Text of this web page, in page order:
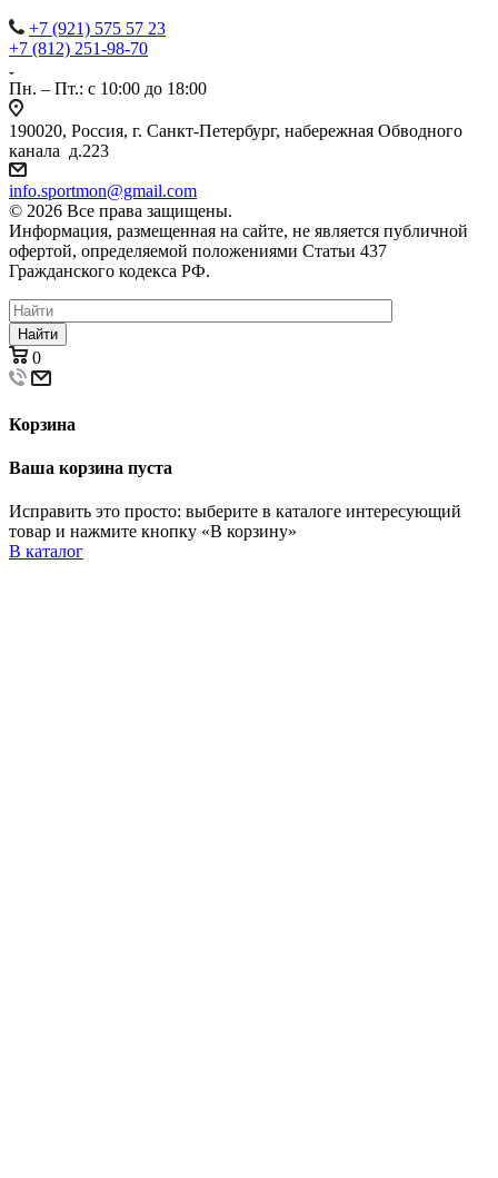
+7 (921) 575 57 23
+7 (812) 251-98-70
Пн. – Пт.: с 10:00 до 18:00
190020, Россия, г. Санкт-Петербург, набережная Обводного
канала д.223
info.sportmon@gmail.com
© 2026 Все права защищены.
Информация, размещенная на сайте, не является публичной
офертой, определяемой положениями Статьи 437
Гражданского кодекса РФ.
Найти
0
Корзина
Ваша корзина пуста
Исправить это просто: выберите в каталоге интересующий
товар и нажмите кнопку «В корзину»
В каталог